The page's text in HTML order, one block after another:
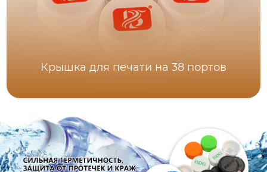
Крышка для печати на 38 портов